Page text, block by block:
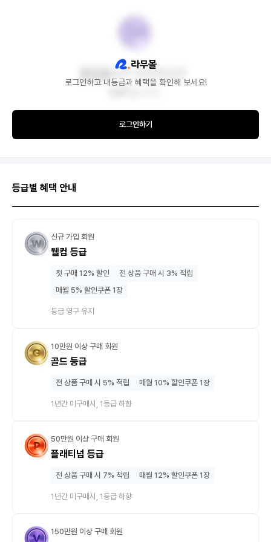
로그인하고 내등급과 혜택을 확인해 보세요!
로그인하기
등급별 혜택 안내
신규 가입 회원
웰컴 등급
첫 구매 12% 할인
전 상품 구매 시 3% 적립
매월 5% 할인쿠폰 1장
등급 영구 유지
10만원 이상 구매 회원
골드 등급
전 상품 구매 시 5% 적립 매월 10% 할인쿠폰 1장
1년간 미구매시, 1등급 하향
50만원 이상 구매 회원
플래티넘 등급
전 상품 구매 시 7% 적립 매월 12% 할인쿠폰 1장
1년간 미구매시, 1등급 하향
150만원 이상 구매 회원